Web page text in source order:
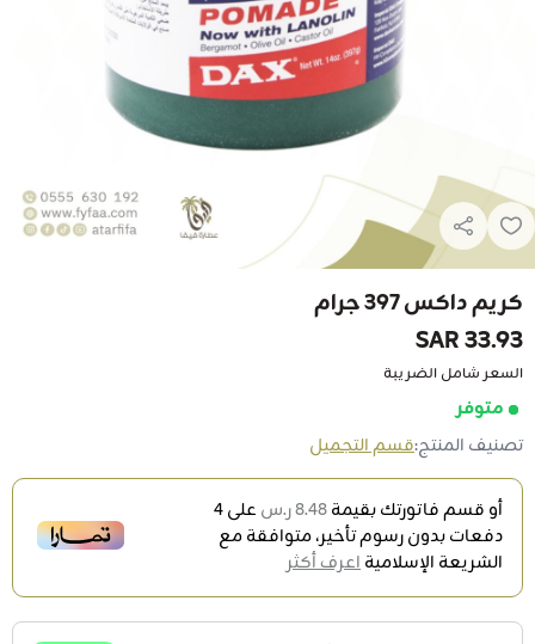
كريم داكس 397 جرام
33.93 SAR
السعر شامل الضريبة
متوفر
تصنيف المنتج:قسم التجميل
أو قسم فاتورتك بقيمة8.48 ر.س على4
دفعات بدون رسوم تأخير، متوافقة مع
الشريعة الإسلاميةاعرف أكثر